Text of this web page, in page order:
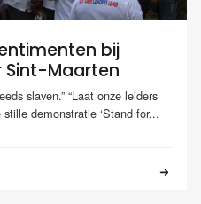
bij
Sint-Maarten
slaven.” “Laat onze leiders
stille demonstratie ‘Stand for...